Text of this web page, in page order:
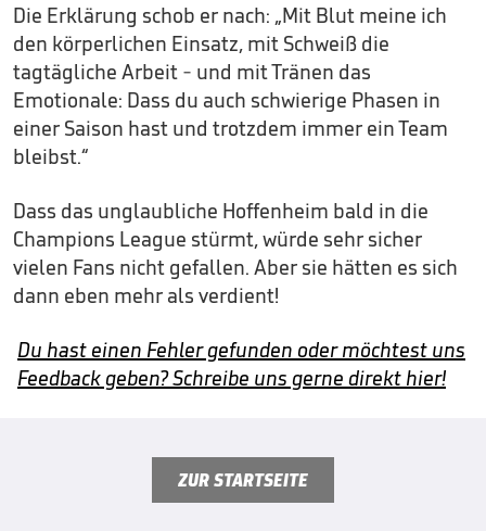
Die Erklärung schob er nach: „Mit Blut meine ich
den körperlichen Einsatz, mit Schweiß die
tagtägliche Arbeit - und mit Tränen das
Emotionale: Dass du auch schwierige Phasen in
einer Saison hast und trotzdem immer ein Team
bleibst.“
Dass das unglaubliche Hoffenheim bald in die
Champions League stürmt, würde sehr sicher
vielen Fans nicht gefallen. Aber sie hätten es sich
dann eben mehr als verdient!
Du hast einen Fehler gefunden oder möchtest uns
Feedback geben? Schreibe uns gerne direkt hier!
ZUR STARTSEITE